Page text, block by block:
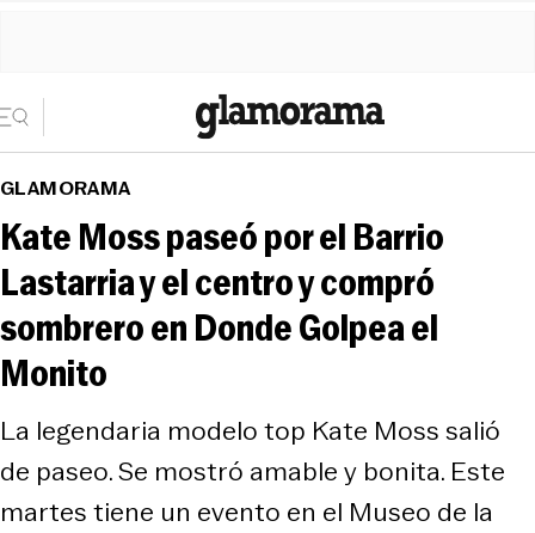
GLAMORAMA
Kate Moss paseó por el Barrio
Lastarria y el centro y compró
sombrero en Donde Golpea el
Monito
La legendaria modelo top Kate Moss salió
de paseo. Se mostró amable y bonita. Este
martes tiene un evento en el Museo de la